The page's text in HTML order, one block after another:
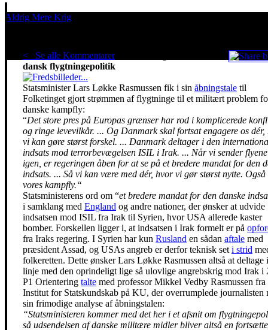
Aldrig Mere Krig
< Se alle KommentarerMilitære angreb er nu
dansk flygtningepolitik
Statsminister Lars Løkke Rasmussen fik i sin åbningstale til
Folketinget gjort strømmen af flygtninge til et militært problem
danske kampfly:
“Det store pres på Europas grænser har rod i komplicerede
og ringe levevilkår. ... Og Danmark skal fortsat engagere os dér,
vi kan gøre størst forskel. ... Danmark deltager i den
indsats mod terrorbevægelsen ISIL i Irak. ... Når vi sender
igen, er regeringen åben for at se på et bredere mandat for den
indsats. ... Så vi kan være med dér, hvor vi gør størst nytte. Også
vores kampfly.“
Statsministerens ord om “et bredere mandat for den danske
i samklang med England og andre nationer, der ønsker at udvide
indsatsen mod ISIL fra Irak til Syrien, hvor USA allerede kaster
bomber. Forskellen ligger i, at indsatsen i Irak formelt er på
fra Iraks regering. I Syrien har kun Rusland en sådan aftale med
præsident Assad, og USAs angreb er derfor teknisk set i strid
folkeretten. Dette ønsker Lars Løkke Rasmussen altså at deltage
linje med den oprindeligt lige så ulovlige angrebskrig mod Irak i
P1 Orientering talte med professor Mikkel Vedby Rasmussen fra
Institut for Statskundskab på KU, der overrumplede journalisten
sin frimodige analyse af åbningstalen:
“Statsministeren kommer med det her i et afsnit om
så udsendelsen af danske militære midler bliver altså en